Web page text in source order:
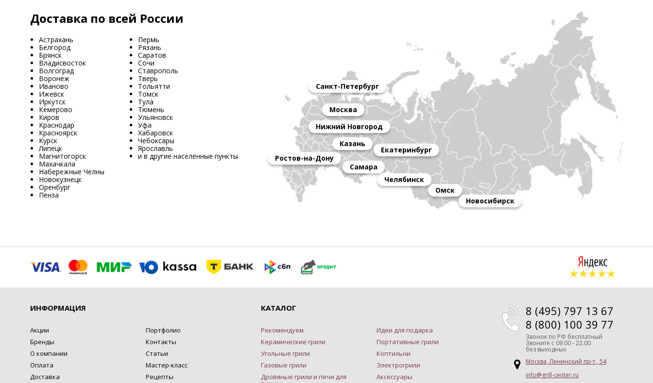
Доставка по всей России
Астрахань
Белгород
Брянск
Владисвосток
Волгоград
Воронеж
Иваново
Ижевск
Иркутск
Кемерово
Киров
Краснодар
Красноярск
Курск
Липецк
Магнитогорск
Махачкала
Набережные Челны
Новокузнецк
Оренбург
Пенза
Пермь
Рязань
Саратов
Сочи
Ставрополь
Тверь
Тольятти
Томск
Тула
Тюмень
Ульяновск
Уфа
Хабаровск
Чебоксары
Ярославль
и в другие населённые пункты
Санкт-Петербург
Москва
Нижний Новгород
Казань
Екатеринбург
Ростов-на-Дону
Самара
Челябинск
Омск
Новосибирск
ИНФОРМАЦИЯ
Акции
Бренды
О компании
Оплата
Доставка
Портфолио
Контакты
Статьи
Мастер-класс
Рецепты
КАТАЛОГ
Рекомендуем
Керамические грили
Угольные грили
Газовые грили
Дровяные грили и печи для
Идеи для подарка
Портативные грили
Коптильни
Электрогрили
Аксессуары
8 (495) 797 13 67
8 (800) 100 39 77
Звонок по РФ бесплатный
Звоните с 09.00 - 22.00
без выходных
Москва, Ленинский пр-т., 54
info@grill-center.ru